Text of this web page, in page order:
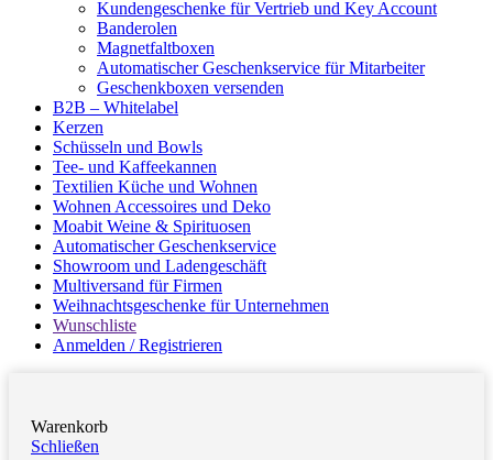
Kundengeschenke für Vertrieb und Key Account
Banderolen
Magnetfaltboxen
Automatischer Geschenkservice für Mitarbeiter
Geschenkboxen versenden
B2B – Whitelabel
Kerzen
Schüsseln und Bowls
Tee- und Kaffeekannen
Textilien Küche und Wohnen
Wohnen Accessoires und Deko
Moabit Weine & Spirituosen
Automatischer Geschenkservice
Showroom und Ladengeschäft
Multiversand für Firmen
Weihnachtsgeschenke für Unternehmen
Wunschliste
Anmelden / Registrieren
Warenkorb
Schließen